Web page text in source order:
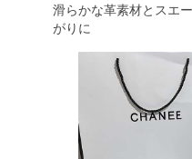
滑らかな革素材とスエ
がりに